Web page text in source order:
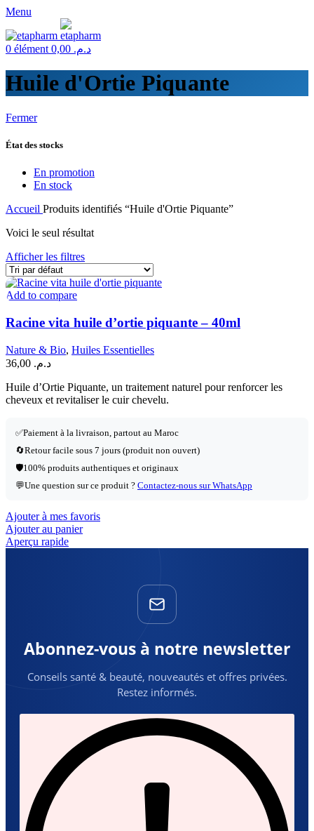
Menu
0 élément د.م.
Huile d'Ortie Piquante
Fermer
État des stocks
En promotion
En stock
Accueil Produits identifiés “Huile d'Ortie Piquante”
Voici le seul résultat
Afficher les filtres
Add to compare
Racine vita huile d’ortie piquante – 40ml
Nature & Bio, Huiles Essentielles
د.م.
Huile d’Ortie Piquante, un traitement naturel pour renforcer les
cheveux et revitaliser le cuir chevelu.
✅Paiement à la livraison, partout au Maroc
🔄Retour facile sous 7 jours (produit non ouvert)
🛡️100% produits authentiques et originaux
💬Une question sur ce produit ? Contactez-nous sur WhatsApp
Ajouter à mes favoris
Ajouter au panier
Aperçu rapide
Abonnez-vous à notre newsletter
Conseils santé & beauté, nouveautés et offres privées.
Restez informés.